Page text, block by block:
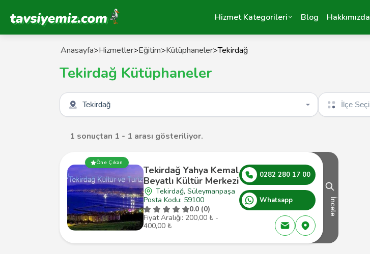
Tavsiyemiz Anasayfa Hizmet Kategorileri Blog Hakkımızda
Anasayfa>Hizmetler>Eğitim>Kütüphaneler>Tekirdağ
Tekirdağ Kütüphaneler
Şehir seçin İlçe seçin
1 sonuçtan 1 - 1 arası gösteriliyor.
Öne Çıkan
Tekirdağ Yahya Kemal
Beyatlı Kültür Merkezi
Tekirdağ, Süleymanpaşa
Posta Kodu: 59100
0.0 (0)
Fiyat Aralığı: 200,00 ₺ -
400,00 ₺
0282 280 17 00
Whatsapp İncele